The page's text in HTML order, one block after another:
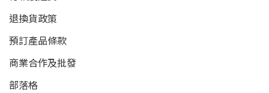
退換貨政策
預訂產品條款
商業合作及批發
部落格